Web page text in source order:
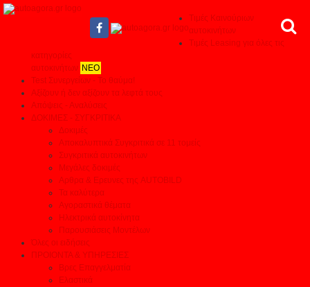
Τιμές Καινούριων
αυτοκινήτων
Τιμές Leasing για όλες τις
κατηγορίες
αυτοκινήτων ΝΕΟ
Test Συνεργείων - Το θαύμα!
Αξίζουν ή δεν αξίζουν τα λεφτά τους
Απόψεις - Αναλύσεις
ΔΟΚΙΜΕΣ - ΣΥΓΚΡΙΤΙΚΑ
Δοκιμές
Αποκαλυπτικά Συγκριτικά σε 11 τομείς
Συγκριτικά αυτοκινήτων
Μεγάλες δοκιμές
Αρθρα & Ερευνες της AUTOBILD
Τα καλύτερα
Αγοραστικά θέματα
Ηλεκτρικά αυτοκίνητα
Παρουσιάσεις Μοντέλων
Όλες οι ειδήσεις
ΠΡΟΙΟΝΤΑ & ΥΠΗΡΕΣΙΕΣ
Βρες Επαγγελματία
Ελαστικά